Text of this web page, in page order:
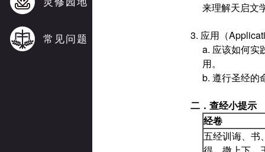
常见问题
来理解天启文
3. 应用（
a. 应该如何实
用。
b. 遵行圣经的
二． 查经小提示
经卷
五经训诲、书